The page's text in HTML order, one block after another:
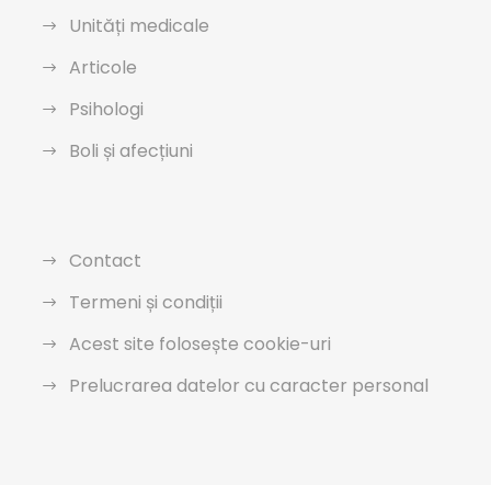
Unități medicale
Articole
Psihologi
Boli și afecțiuni
Contact
Termeni și condiții
Acest site folosește cookie-uri
Prelucrarea datelor cu caracter personal